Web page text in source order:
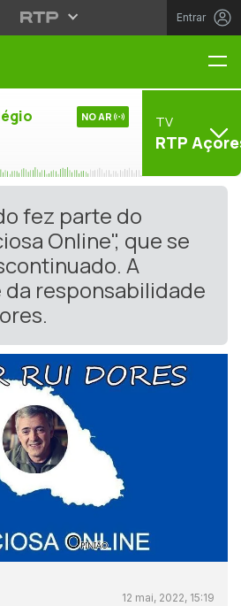
Entrar
NO AR TV
RTP
fez parte do
Online", que se
A
responsabilidade
12 mai, 2022, 15:19